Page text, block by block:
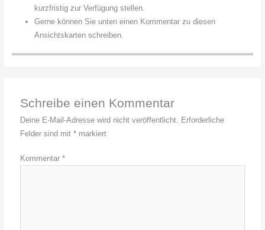
kurzfristig zur Verfügung stellen.
Gerne können Sie unten einen Kommentar zu diesen
Ansichtskarten schreiben.
Schreibe einen Kommentar
Deine E-Mail-Adresse wird nicht veröffentlicht.
Erforderliche
Felder sind mit* markiert
Kommentar*